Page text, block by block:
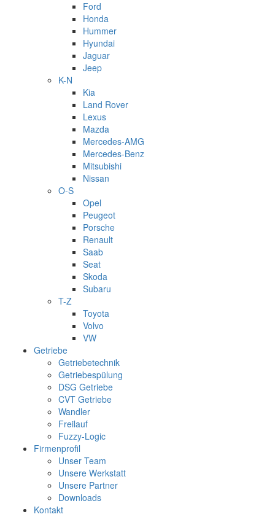
Ford
Honda
Hummer
Hyundai
Jaguar
Jeep
K-N
Kia
Land Rover
Lexus
Mazda
Mercedes-AMG
Mercedes-Benz
Mitsubishi
Nissan
O-S
Opel
Peugeot
Porsche
Renault
Saab
Seat
Skoda
Subaru
T-Z
Toyota
Volvo
VW
Getriebe
Getriebetechnik
Getriebespülung
DSG Getriebe
CVT Getriebe
Wandler
Freilauf
Fuzzy-Logic
Firmenprofil
Unser Team
Unsere Werkstatt
Unsere Partner
Downloads
Kontakt